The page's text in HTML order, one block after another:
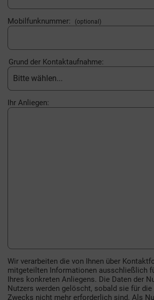
Mobilfunknummer: (optional)
Grund der Kontaktaufnahme:
Bitte wählen...
Ihr Anliegen:
Wir verarbeiten die von Ihnen über
mitgeteilten Informationen ausschließlich
Ihres konkreten Anliegens. Die Daten der
Nutzers werden gelöscht, sobald sie für die
Zwecks nicht mehr erforderlich sind. Als